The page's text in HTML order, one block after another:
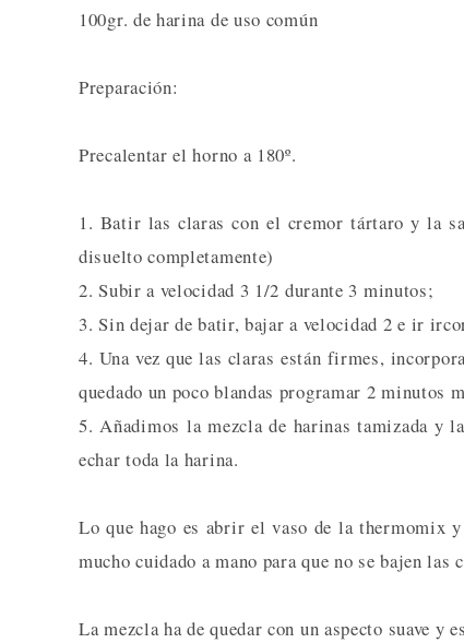
100gr. de harina de uso común
Preparación:
Precalentar el horno a 180º.
1. Batir las claras con el cremor tártaro y la
disuelto completamente)
2. Subir a velocidad 3 1/2 durante 3 minutos;
3. Sin dejar de batir, bajar a velocidad 2 e ir
4. Una vez que las claras están firmes,
quedado un poco blandas programar 2 minutos
5. Añadimos la mezcla de harinas tamizada y
echar toda la harina.
Lo que hago es abrir el vaso de la thermomix
mucho cuidado a mano para que no se bajen
La mezcla ha de quedar con un aspecto suave y